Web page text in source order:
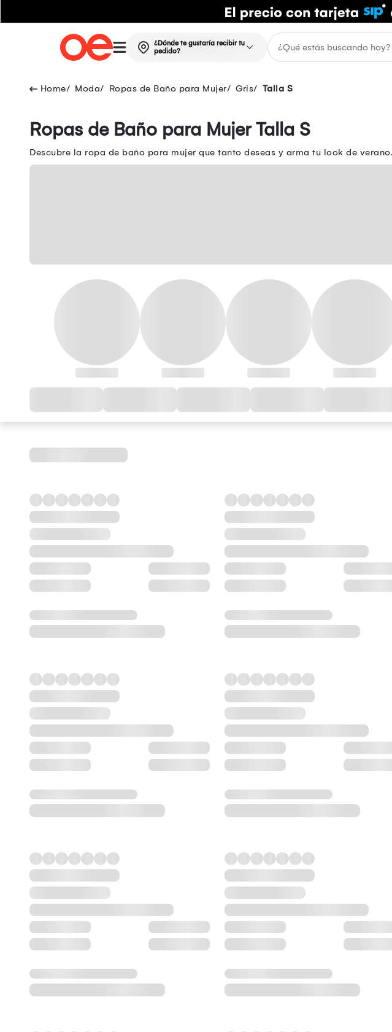
¿Dónde te gustaría recibir tu
pedido?
Moda Ropas de Baño para Mujer Gris Talla S
Ropas de Baño para Mujer Talla S
Descubre la ropa de baño para mujer que tanto deseas y arma tu look de